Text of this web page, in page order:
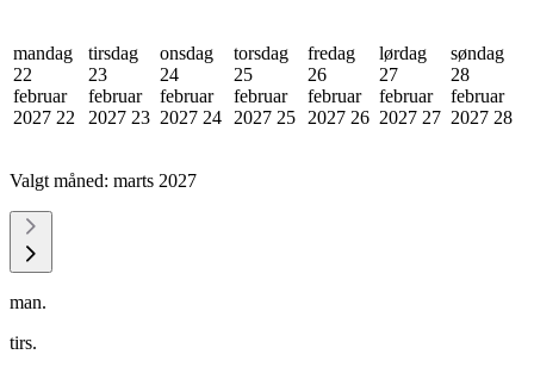
mandag
22
februar
2027 22
tirsdag
23
februar
2027 23
onsdag
24
februar
2027 24
torsdag
25
februar
2027 25
fredag
26
februar
2027 26
lørdag
27
februar
2027 27
søndag
28
februar
2027 28
Valgt måned: marts 2027
man.
tirs.